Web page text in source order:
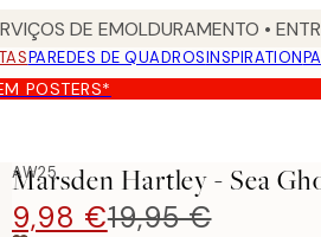
DE EMOLDURAMENTO •
PAREDES DE QUADROSINSPIRATION
POSTERS*
AW25
Marsden Hartley - Sea
9,98 €19,95 €